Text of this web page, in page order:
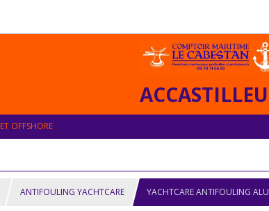
OFFSHORE
ANTIFOULING YACHTCARE YACHTCARE ANTIFOULING